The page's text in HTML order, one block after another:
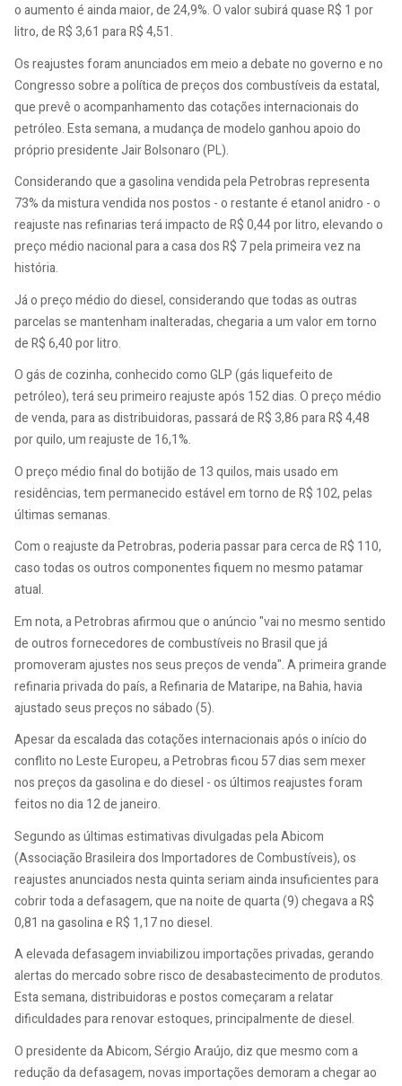
o aumento é ainda maior, de 24,9%. O valor subirá quase R$ 1 por
litro, de R$ 3,61 para R$ 4,51.
Os reajustes foram anunciados em meio a debate no governo e no
Congresso sobre a política de preços dos combustíveis da estatal,
que prevê o acompanhamento das cotações internacionais do
petróleo. Esta semana, a mudança de modelo ganhou apoio do
próprio presidente Jair Bolsonaro (PL).
Considerando que a gasolina vendida pela Petrobras representa
73% da mistura vendida nos postos - o restante é etanol anidro - o
reajuste nas refinarias terá impacto de R$ 0,44 por litro, elevando o
preço médio nacional para a casa dos R$ 7 pela primeira vez na
história.
Já o preço médio do diesel, considerando que todas as outras
parcelas se mantenham inalteradas, chegaria a um valor em torno
de R$ 6,40 por litro.
O gás de cozinha, conhecido como GLP (gás liquefeito de
petróleo), terá seu primeiro reajuste após 152 dias. O preço médio
de venda, para as distribuidoras, passará de R$ 3,86 para R$ 4,48
por quilo, um reajuste de 16,1%.
O preço médio final do botijão de 13 quilos, mais usado em
residências, tem permanecido estável em torno de R$ 102, pelas
últimas semanas.
Com o reajuste da Petrobras, poderia passar para cerca de R$ 110,
caso todas os outros componentes fiquem no mesmo patamar
atual.
Em nota, a Petrobras afirmou que o anúncio "vai no mesmo sentido
de outros fornecedores de combustíveis no Brasil que já
promoveram ajustes nos seus preços de venda". A primeira grande
refinaria privada do país, a Refinaria de Mataripe, na Bahia, havia
ajustado seus preços no sábado (5).
Apesar da escalada das cotações internacionais após o início do
conflito no Leste Europeu, a Petrobras ficou 57 dias sem mexer
nos preços da gasolina e do diesel - os últimos reajustes foram
feitos no dia 12 de janeiro.
Segundo as últimas estimativas divulgadas pela Abicom
(Associação Brasileira dos Importadores de Combustíveis), os
reajustes anunciados nesta quinta seriam ainda insuficientes para
cobrir toda a defasagem, que na noite de quarta (9) chegava a R$
0,81 na gasolina e R$ 1,17 no diesel.
A elevada defasagem inviabilizou importações privadas, gerando
alertas do mercado sobre risco de desabastecimento de produtos.
Esta semana, distribuidoras e postos começaram a relatar
dificuldades para renovar estoques, principalmente de diesel.
O presidente da Abicom, Sérgio Araújo, diz que mesmo com a
redução da defasagem, novas importações demoram a chegar ao